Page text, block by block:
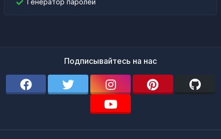
Генератор паролей
Подписывайтесь на нас